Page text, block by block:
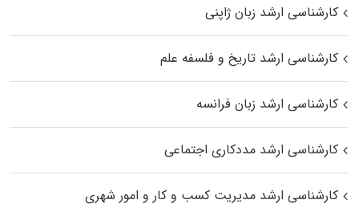
کارشناسی ارشد زبان ژاپنی
کارشناسی ارشد تاریخ و فلسفه علم
کارشناسی ارشد زبان فرانسه
کارشناسی ارشد مددکاری اجتماعی
کارشناسی ارشد مدیریت کسب و کار و امور شهری